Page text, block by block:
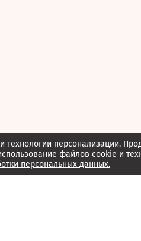
персонализации.
файлов cookie и
персональных данных.